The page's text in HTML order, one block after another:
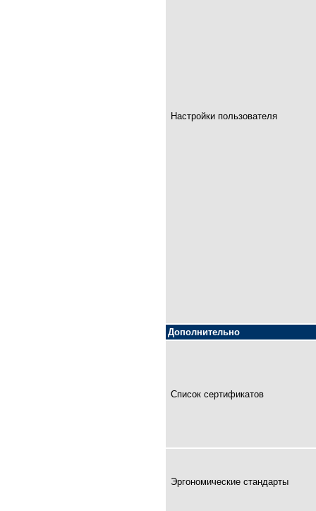
Настройки пользователя
Дополнительно
Список сертификатов
Эргономические стандарты